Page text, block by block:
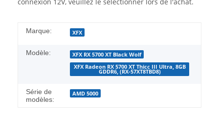
Marque: XFX
Modèle:
XFX RX 5700 XT Black Wolf
XFX Radeon RX 5700 XT Thicc III Ultra, 8GB
GDDR6, (RX-57XT8TBD8)
Série de
modèles:
AMD 5000